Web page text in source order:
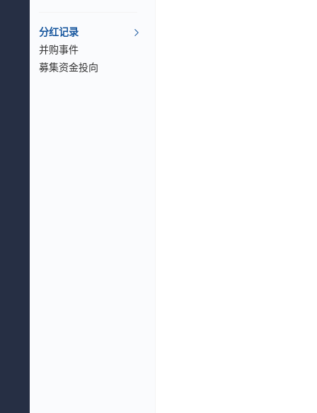
分红记录
并购事件
募集资金投向